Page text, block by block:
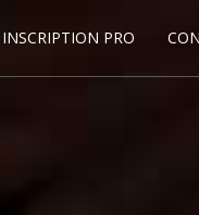
INSCRIPTION PRO